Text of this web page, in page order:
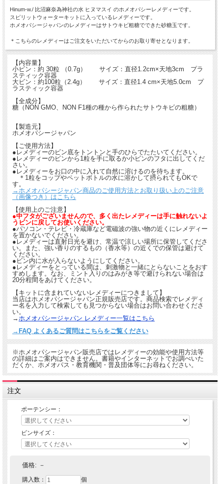
Hinum-w./ 比沼麻奈為神社の水 ヒヌマスイ のホメオパシーレメディーです。
スピリットウォーターキットに入っているレメディーです。
ホメオパシージャパンのレメディーはサトウキビ粗糖でできた砂糖玉です。
＊こちらのレメディーはご注文をいただいてからのお取り寄せとなります。
【内容量】
小ビン：約 30粒 （0.7g） サイズ：直径1.2cm×天地3cm プラ
スティック容器
大ビン：約100粒（2.4g） サイズ：直径1.4 cm×天地5.0cm プ
ラスティック容器
【全成分】
糖（NON GMO、NON F1種の種から作られたサトウキビの粗糖）
【製造元】
ホメオパシージャパン
【ご使用方法】
●レメディーのビン底をトントンと手のひらでたたいてください。
●レメディーのビンから1粒を手に取るか小ビンのフタに出してくだ
さい。
●レメディーをお口の中に入れて自然に溶けるのを待ちます。
＊1粒をコップやペットボトルの水に溶かして摂られてもOKで
す。
→ホメオパシージャパン商品のご使用方法とお取り扱い上のご注意
（画像つき）はこちら
【使用上のご注意】
●中フタがございませんので、多く出たレメディーは手に触れないよ
うビンに戻してお使いください。
●パソコン・テレビ・冷蔵庫など電磁波の強い物の近くにレメディー
を置かないでください。
●レメディーは直射日光を避け、常温で涼しい場所に保管してくださ
い。また、強い香りのするもの（香水等）の近くでの保管は避けて
ください。
●ビン内に水が入らないようにしてください。
●レメディーをとっている間は、刺激物と一緒にとらないことをおす
すめします。なお、ミント入りのはみがき等で避けられない場合は
20分程間をあけてください。
【キットに含まれていないレメディーにつきまして】
当店はホメオパシージャパン正規販売店です。商品検索でレメディ
ー名を入力して検索しても見つからない場合はお問い合わせくださ
い。
→ホメオパシージャパン レメディー一覧はこちら
→FAQ よくあるご質問はこちらをご覧ください
※ホメオパシージャパン販売店ではレメディーの効能や使用方法等
の詳細はご案内はできません。書籍やインターネットでお調べいた
だくか、ホメオパス・教育機関・普及団体等にお尋ねください。
注文
ポーテンシー：
ビンサイズ：
価格: －
購入数： 個